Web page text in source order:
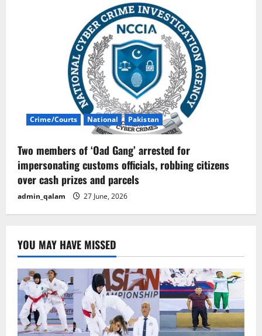
Crime/Courts National Pakistan
Two members of ‘Oad Gang’ arrested for
impersonating customs officials, robbing citizens
over cash prizes and parcels
admin_qalam 27 June, 2026
YOU MAY HAVE MISSED